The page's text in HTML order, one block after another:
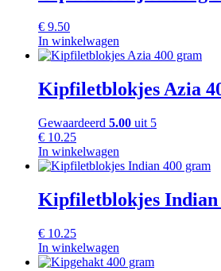
€ 9.50
In winkelwagen
Kipfiletblokjes Azia
Gewaardeerd 5.00 uit 5
€ 10.25
In winkelwagen
Kipfiletblokjes Indian
€ 10.25
In winkelwagen